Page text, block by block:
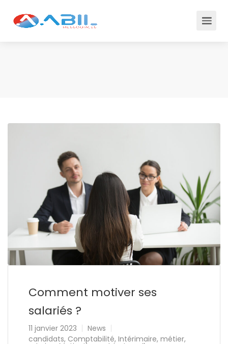
Comment motiver ses
salariés ?
11 janvier 2023
News
candidats, Comptabilité, Intérimaire, métier,